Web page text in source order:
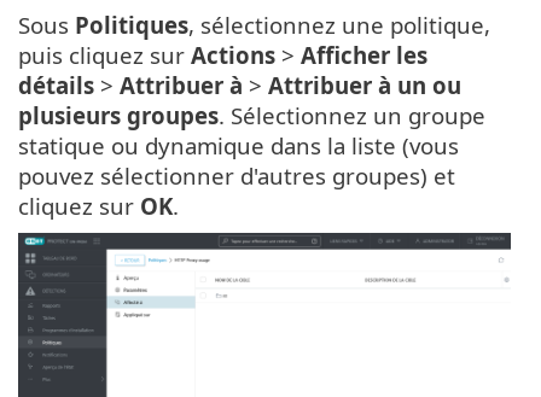
Sous Politiques, sélectionnez une politique,
puis cliquez sur Actions > Afficher les
détails > Attribuer à > Attribuer à un ou
plusieurs groupes. Sélectionnez un groupe
statique ou dynamique dans la liste (vous
pouvez sélectionner d'autres groupes) et
cliquez sur OK.